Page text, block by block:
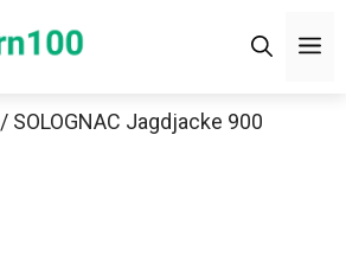
/ SOLOGNAC Jagdjacke 900